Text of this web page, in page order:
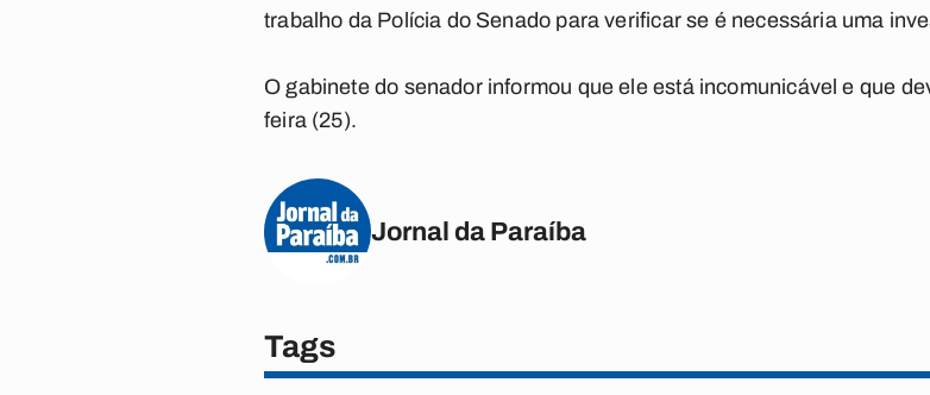
trabalho da Polícia do Senado para verificar se é necessária uma
O gabinete do senador informou que ele está incomunicável e que
feira (25).
Jornal da Paraíba
Tags